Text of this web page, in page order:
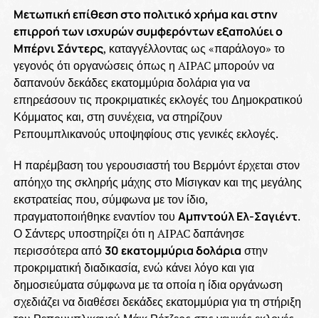
Μετωπική επίθεση στο πολιτικό χρήμα και στην
επιρροή των ισχυρών συμφερόντων εξαπολύει ο
Μπέρνι Σάντερς, καταγγέλλοντας ως «παράλογο» το
γεγονός ότι οργανώσεις όπως η AIPAC μπορούν να
δαπανούν δεκάδες εκατομμύρια δολάρια για να
επηρεάσουν τις προκριματικές εκλογές του Δημοκρατικού
Κόμματος και, στη συνέχεια, να στηρίζουν
Ρεπουμπλικανούς υποψηφίους στις γενικές εκλογές.
Η παρέμβαση του γερουσιαστή του Βερμόντ έρχεται στον
απόηχο της σκληρής μάχης στο Μίσιγκαν και της μεγάλης
εκστρατείας που, σύμφωνα με τον ίδιο,
πραγματοποιήθηκε εναντίον του Αμπντούλ Ελ-Σαγιέντ.
Ο Σάντερς υποστηρίζει ότι η AIPAC δαπάνησε
περισσότερα από30 εκατομμύρια δολάρια στην
προκριματική διαδικασία, ενώ κάνει λόγο και για
δημοσιεύματα σύμφωνα με τα οποία η ίδια οργάνωση
σχεδιάζει να διαθέσει δεκάδες εκατομμύρια για τη στήριξη